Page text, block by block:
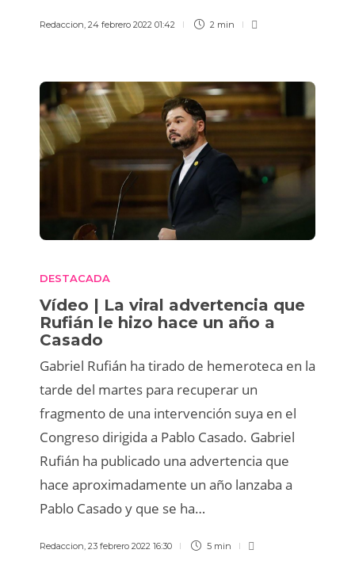
Redaccion, 24 febrero 2022 01:42 2 min
DESTACADA
Vídeo | La viral advertencia que
Rufián le hizo hace un año a
Casado
Gabriel Rufián ha tirado de hemeroteca en la
tarde del martes para recuperar un
fragmento de una intervención suya en el
Congreso dirigida a Pablo Casado. Gabriel
Rufián ha publicado una advertencia que
hace aproximadamente un año lanzaba a
Pablo Casado y que se ha…
Redaccion, 23 febrero 2022 16:30 5 min